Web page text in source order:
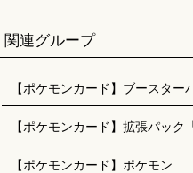
関連グループ
【ポケモンカード】ブースター
【ポケモンカード】拡張パック
【ポケモンカード】ポケモン